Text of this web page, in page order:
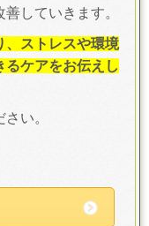
していきます。
、ストレスや環境
るケアをお伝えし
い。